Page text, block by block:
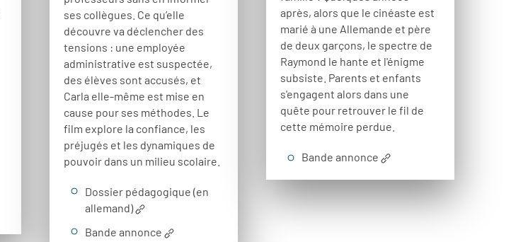
ses collègues. Ce qu’elle
découvre va déclencher des
tensions : une employée
administrative est suspectée,
des élèves sont accusés, et
Carla elle-même est mise en
cause pour ses méthodes. Le
film explore la confiance, les
préjugés et les dynamiques de
pouvoir dans un milieu scolaire.
Dossier pédagogique (en
allemand)
Bande annonce
après, alors que le cinéaste est
marié à une Allemande et père
de deux garçons, le spectre de
Raymond le hante et l'énigme
subsiste. Parents et enfants
s'engagent alors dans une
quête pour retrouver le fil de
cette mémoire perdue.
Bande annonce